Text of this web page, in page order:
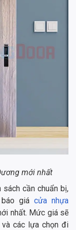
mới nhất
cần chuẩn bị,
giá cửa nhựa
nhất. Mức giá sẽ
các lựa chọn đi